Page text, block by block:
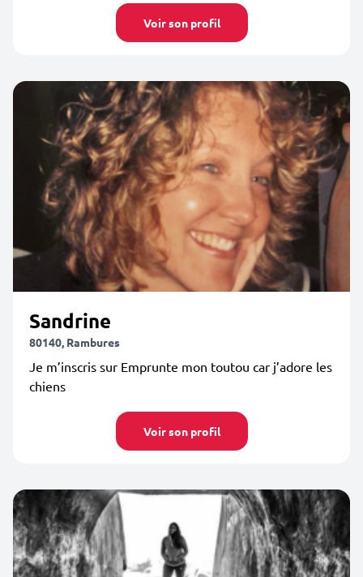
Voir son profil
Sandrine
80140, Rambures
Je m’inscris sur Emprunte mon toutou car j’adore les
chiens
Voir son profil